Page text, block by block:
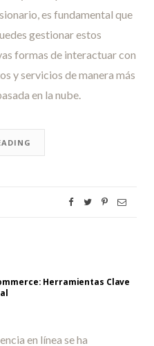
es fundamental que
gestionar estos
formas de interactuar con
y servicios de manera más
en la nube.
Herramientas Clave
en línea se ha